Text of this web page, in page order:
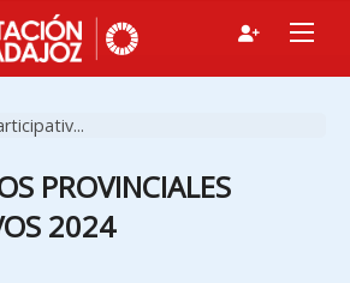
PROVINCIALES
2024